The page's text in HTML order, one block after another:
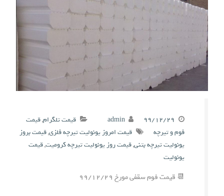
۹۹/۱۲/۲۹ admin قیمت تلگرام,قیمت
فوم و تیرچه
قیمت امروز یونولیت تیرچه فلزی,قیمت بروز
یونولیت تیرچه بتنی,قیمت روز یونولیت تیرچه کرومیت,قیمت
یونولیت
📆 قیمت فوم سقفی مورخ ۹۹/۱۲/۲۹